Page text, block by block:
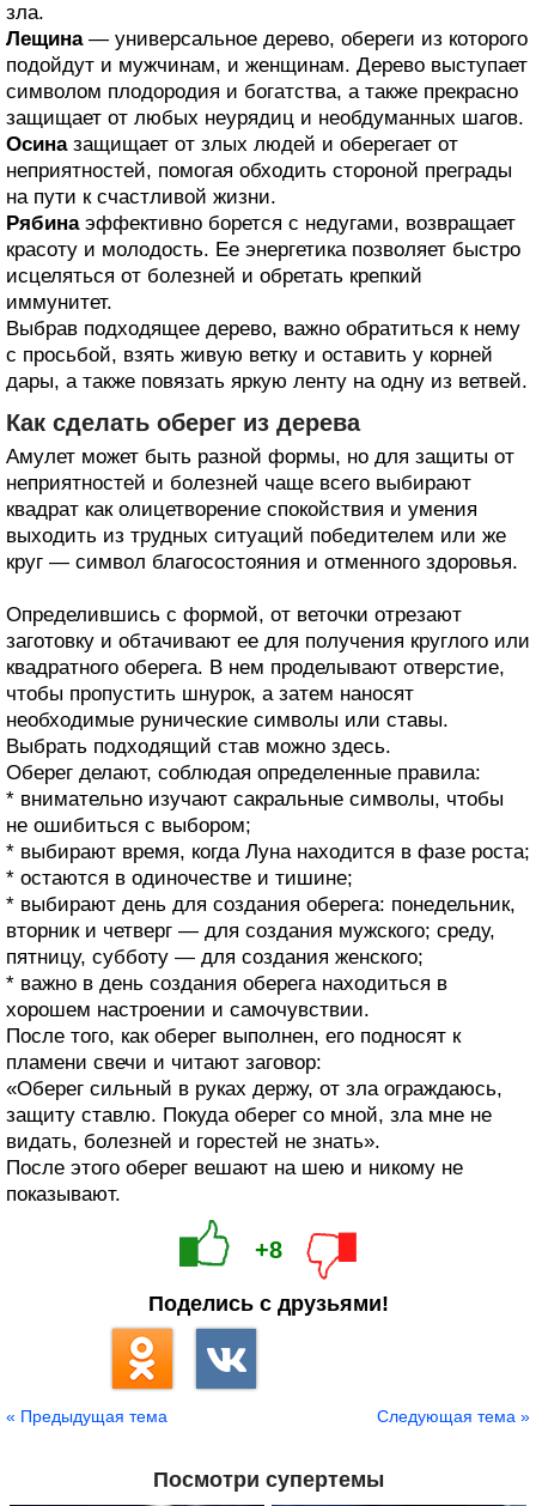
зла.
Лещина— универсальное дерево, обереги из которого
подойдут и мужчинам, и женщинам. Дерево выступает
символом плодородия и богатства, а также прекрасно
защищает от любых неурядиц и необдуманных шагов.
Осиназащищает от злых людей и оберегает от
неприятностей, помогая обходить стороной преграды
на пути к счастливой жизни.
Рябинаэффективно борется с недугами, возвращает
красоту и молодость. Ее энергетика позволяет быстро
исцеляться от болезней и обретать крепкий
иммунитет.
Выбрав подходящее дерево, важно обратиться к нему
с просьбой, взять живую ветку и оставить у корней
дары, а также повязать яркую ленту на одну из ветвей.
Как сделать оберег из дерева
Амулет может быть разной формы, но для защиты от
неприятностей и болезней чаще всего выбирают
квадрат как олицетворение спокойствия и умения
выходить из трудных ситуаций победителем или же
круг — символ благосостояния и отменного здоровья.
Определившись с формой, от веточки отрезают
заготовку и обтачивают ее для получения круглого или
квадратного оберега. В нем проделывают отверстие,
чтобы пропустить шнурок, а затем наносят
необходимые рунические символы или ставы.
Выбрать подходящий став можно здесь.
Оберег делают, соблюдая определенные правила:
* внимательно изучают сакральные символы, чтобы
не ошибиться с выбором;
* выбирают время, когда Луна находится в фазе роста;
* остаются в одиночестве и тишине;
* выбирают день для создания оберега: понедельник,
вторник и четверг — для создания мужского; среду,
пятницу, субботу — для создания женского;
* важно в день создания оберега находиться в
хорошем настроении и самочувствии.
После того, как оберег выполнен, его подносят к
пламени свечи и читают заговор:
«Оберег сильный в руках держу, от зла ограждаюсь,
защиту ставлю. Покуда оберег со мной, зла мне не
видать, болезней и горестей не знать».
После этого оберег вешают на шею и никому не
показывают.
+8
Поделись с друзьями!
« Предыдущая тема Следующая тема »
Посмотри супертемы